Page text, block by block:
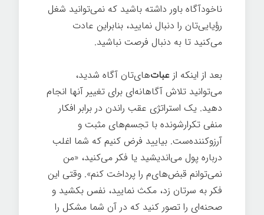
ناخودآگاه باور داشته باشید که نمی‌توانید شغل
رؤیایی‌تان را دنبال نمایید، بنابراین عادت
می‌کنید تا به دنبال فرصت نباشید.
بعد از اینکه از عبات‌های‌تان آگاه شدید،
می‌توانید تلاش آگاهانه‌ای برای تغییر آنها انجام
دهید. یک استراتژی عقب راندن در برابر افکار
منفی تکرارشونده با تجسم‌های مثبت و
آرزوکننده‌ست. بیایید فرض کنیم که شما اغلب
درباره پول می‌اندیشید یا فکر می‌کنید، «من
نمی‌توانم قبض‌های‌م را پرداخت کنم». وقتی این
فکر به سرتان زد، مکث نمایید، نفس بکشید و
صحنه‌ای را تصور کنيد که در آن شما مشکل را